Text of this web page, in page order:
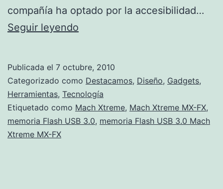
compañía ha optado por la accesibilidad…
Seguir leyendo
USB
3.0
Mach
Xtreme
Publicada el 7 octubre, 2010
Categorizado como Destacamos, Diseño, Gadgets,
Herramientas, Tecnología
Etiquetado como Mach Xtreme, Mach Xtreme MX-FX,
memoria Flash USB 3.0, memoria Flash USB 3.0 Mach
Xtreme MX-FX